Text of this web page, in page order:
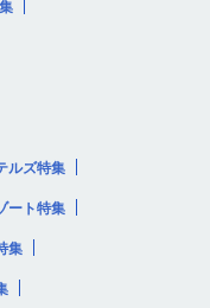
ルズ特集
ート特集
集